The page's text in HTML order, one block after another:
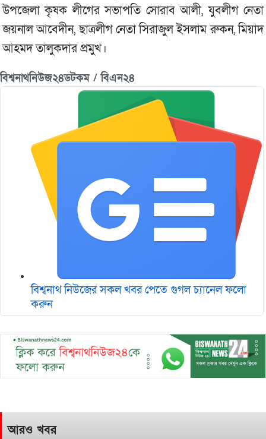
উপজেলা কৃষক লীগের সভাপতি সোরাব আলী, যুবলীগ নেতা
জয়নাল আবেদীন, ছাত্রলীগ নেতা সিরাজুল ইসলাম রুকন, মিয়াদ
আহমদ তালুকদার প্রমুখ।
বিশ্বনাথনিউজ২৪ডটকম / বিএন২৪
বিশ্বনাথ নিউজের সকল খবর পেতে গুগল চ‌্যানেল ফলো
করুন
আরও খবর